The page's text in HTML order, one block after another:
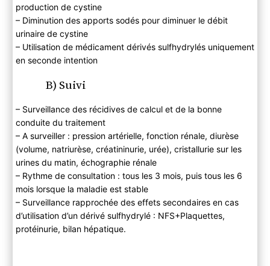
production de cystine
– Diminution des apports sodés pour diminuer le débit
urinaire de cystine
– Utilisation de médicament dérivés sulfhydrylés uniquement
en seconde intention
B) Suivi
– Surveillance des récidives de calcul et de la bonne
conduite du traitement
– A surveiller : pression artérielle, fonction rénale, diurèse
(volume, natriurèse, créatininurie, urée), cristallurie sur les
urines du matin, échographie rénale
– Rythme de consultation : tous les 3 mois, puis tous les 6
mois lorsque la maladie est stable
– Surveillance rapprochée des effets secondaires en cas
d’utilisation d’un dérivé sulfhydrylé : NFS+Plaquettes,
protéinurie, bilan hépatique.